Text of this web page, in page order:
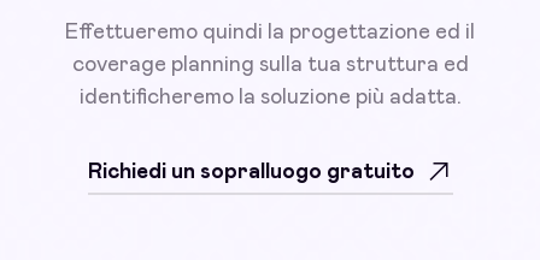
Effettueremo quindi la progettazione ed il
coverage planning sulla tua struttura ed
identificheremo la soluzione più adatta.
Richiedi un sopralluogo gratuito